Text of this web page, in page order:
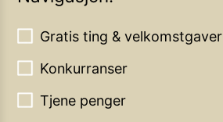
Gratis ting & velkomstgaver
Konkurranser
Tjene penger